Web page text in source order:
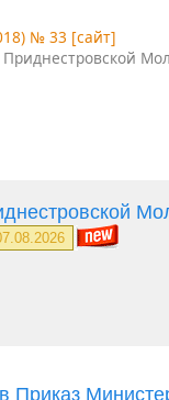
№ 33 [сайт]
Приказ